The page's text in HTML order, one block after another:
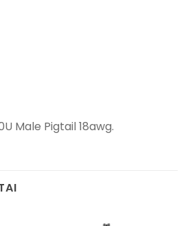
Male Pigtail 18awg.